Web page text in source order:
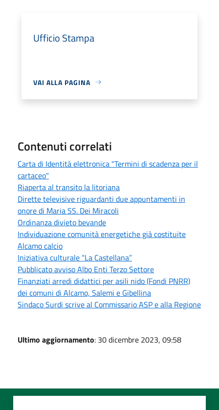
Ufficio Stampa
VAI ALLA PAGINA
Contenuti correlati
Carta di Identità elettronica "Termini di scadenza per il
cartaceo"
Riaperta al transito la litoriana
Dirette televisive riguardanti due appuntamenti in
onore di Maria SS. Dei Miracoli
Ordinanza divieto bevande
Individuazione comunità energetiche già costituite
Alcamo calcio
Iniziativa culturale “La Castellana”
Pubblicato avviso Albo Enti Terzo Settore
Finanziati arredi didattici per asili nido (Fondi PNRR)
dei comuni di Alcamo, Salemi e Gibellina
Sindaco Surdi scrive al Commissario ASP e alla Regione
Ultimo aggiornamento: 30 dicembre 2023, 09:58